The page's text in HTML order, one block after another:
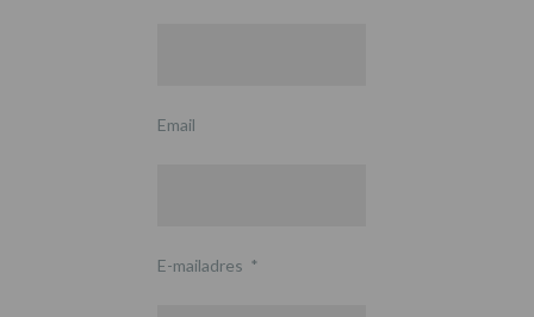
Email
E-mailadres *